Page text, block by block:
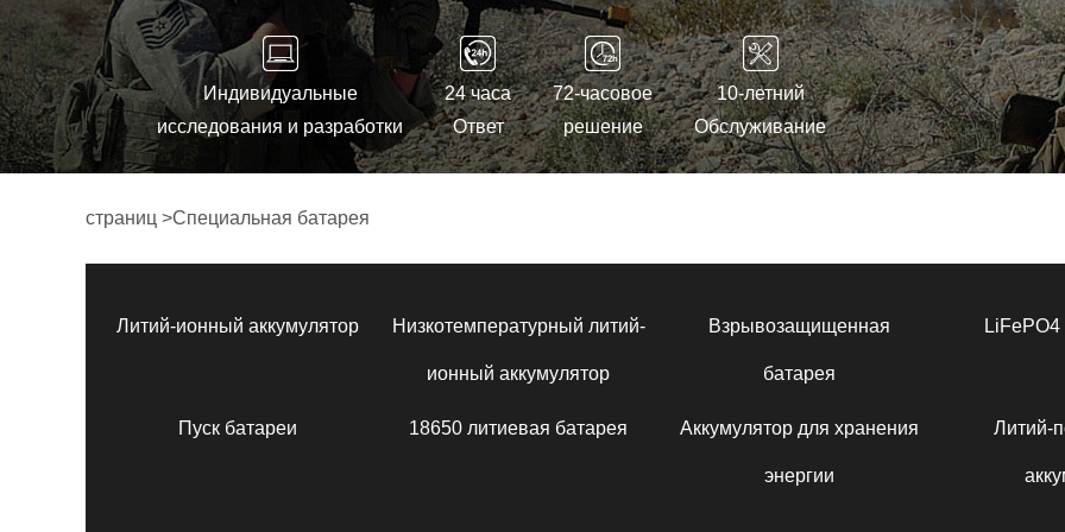
Индивидуальные
исследования и разработки
24 часа
Ответ
72-часовое
решение
10-летний
Обслуживание
страниц >Специальная батарея
Литий-ионный аккумулятор Низкотемпературный литий-
ионный аккумулятор
Взрывозащищенная
батарея
LiFePO4
Пуск батареи 18650 литиевая батарея Аккумулятор для хранения
энергии
Литий-